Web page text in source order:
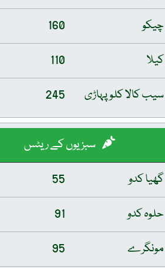
چیکو
160
کیلا
110
سیب کالا کلو پہاڑی
245
سبزیوں کے ریٹس
گھیا کدو
55
حلوہ کدو
91
مونگرے
95